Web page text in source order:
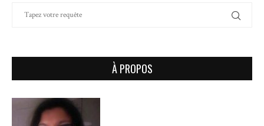
À PROPOS